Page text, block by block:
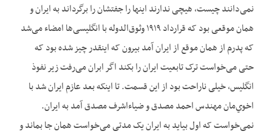
نمی‌دانند چیست، هیچی ندارند اینها را جفتشان را‌ برگرداند به ایران و
همان موقعی بود که قرارداد ۱۹۱۹ وثوق‌الدوله با انگلیسی‌ها امضاء می‌‌‌‌شد
که پدرم از همان موقع از ایران آمد بیرون که اینقدر چیز شده بود که
حتی می‌‌‌‌خواست ترک تابعیت ایران را بکند اگر ابران می‌‌‌‌رفت زیر نفوذ
انگلیس، خیلی ناراحت بود از این قسمت. تا اینکه بعد عازم ایران شد با
اخوي‌مان مهندس احمد مصدق و ضياء‌اشرف مصدق آمد به ایران.
نمی‌خواست که اول بیاید به ایران یک مدتی می‌‌‌‌خواست همان جا بماند و